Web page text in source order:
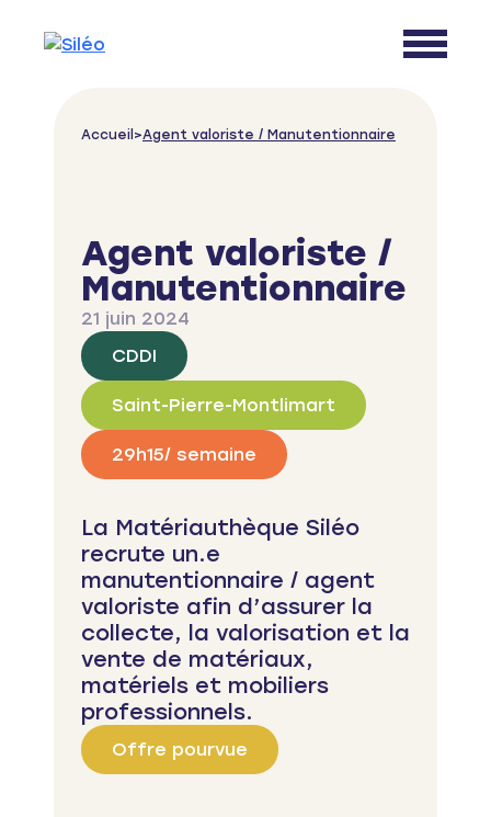
Accueil >Agent valoriste / Manutentionnaire
Agent valoriste /
Manutentionnaire
21 juin 2024
CDDI
Saint-Pierre-Montlimart
29h15/ semaine
La Matériauthèque Siléo
recrute un.e
manutentionnaire / agent
valoriste afin d’assurer la
collecte, la valorisation et la
vente de matériaux,
matériels et mobiliers
professionnels.
Offre pourvue